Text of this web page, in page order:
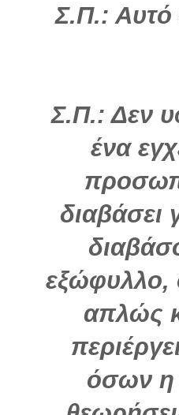
Σ.Π.: Αυτό
Σ.Π.: Δεν
ένα
διαβάσει
εξώφυλλο,
απλώς
όσων η